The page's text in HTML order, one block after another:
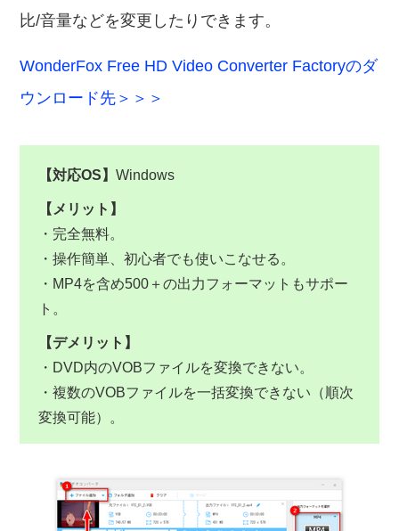
比/音量などを変更したりできます。
WonderFox Free HD Video Converter Factoryのダ
ウンロード先＞＞＞
【対応OS】 Windows
【メリット】
・完全無料。
・操作簡単、初心者でも使いこなせる。
・MP4を含め500＋の出力フォーマットもサポー
ト。
【デメリット】
・DVD内のVOBファイルを変換できない。
・複数のVOBファイルを一括変換できない（順次
変換可能）。